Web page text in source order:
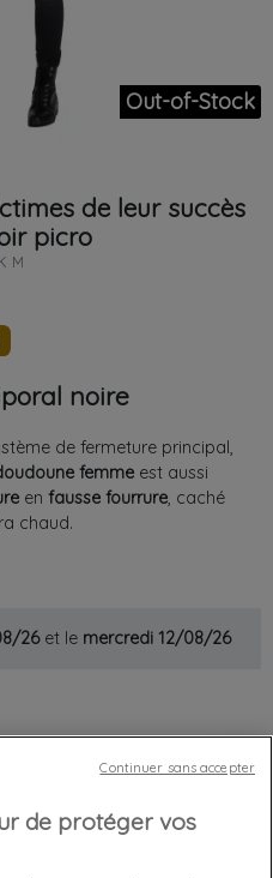
Out-of-Stock
de leur succès
picro
M
noire
de fermeture principal,
femme est aussi
en fausse fourrure, caché
chaud.
26et le mercredi 12/08/26
favorite_border
de protéger vos
Continuer sans accepter